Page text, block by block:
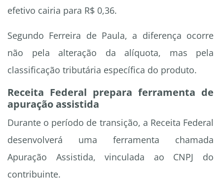
efetivo cairia para R$ 0,36.
Segundo Ferreira de Paula, a diferença ocorre
não pela alteração da alíquota, mas pela
classificação tributária específica do produto.
Receita Federal prepara ferramenta de
apuração assistida
Durante o período de transição, a Receita Federal
desenvolverá uma ferramenta chamada
Apuração Assistida, vinculada ao CNPJ do
contribuinte.